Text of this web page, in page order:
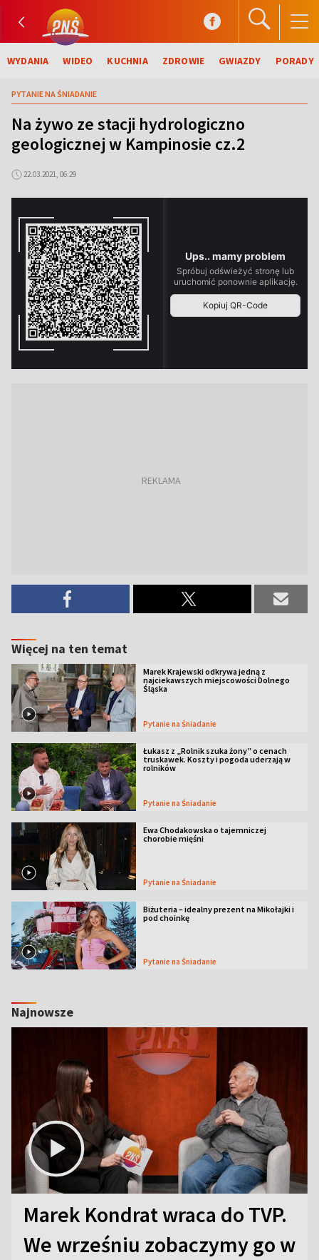
WYDANIA WIDEO KUCHNIA ZDROWIE GWIAZDY PORADY
PYTANIE NA ŚNIADANIE
Na żywo ze stacji hydrologiczno
geologicznej w Kampinosie cz.2
22.03.2021, 06:29
Więcej na ten temat
Marek Krajewski odkrywa jedną z
najciekawszych miejscowości Dolnego
Śląska
Pytanie na Śniadanie
Łukasz z „Rolnik szuka żony” o cenach
truskawek. Koszty i pogoda uderzają w
rolników
Pytanie na Śniadanie
Ewa Chodakowska o tajemniczej
chorobie mięśni
Pytanie na Śniadanie
Biżuteria – idealny prezent na Mikołajki i
pod choinkę
Pytanie na Śniadanie
Najnowsze
Marek Kondrat wraca do TVP.
We wrześniu zobaczymy go w